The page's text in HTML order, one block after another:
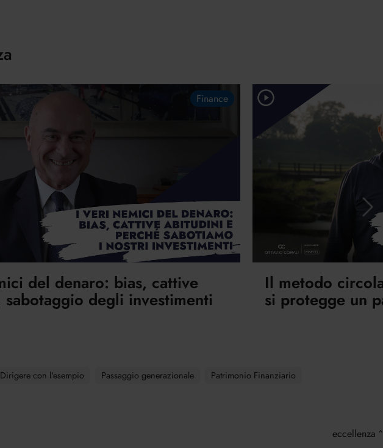
del denaro: bias, cattive
degli investimenti
Finance
Il metodo
si protegge un
Dirigere con l'esempio Passaggio generazionale Patrimonio Finanziario
eccellenza